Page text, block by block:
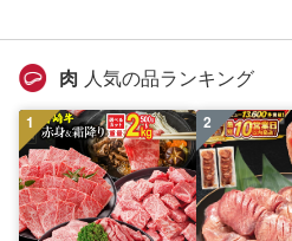
肉 人気の品ランキング
1 2